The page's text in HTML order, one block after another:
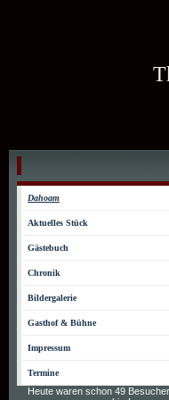
Dahoam
Aktuelles Stück
Gästebuch
Chronik
Bildergalerie
Gasthof & Bühne
Impressum
Termine
Heute waren schon 49